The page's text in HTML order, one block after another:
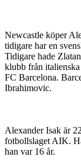
Newcastle köper
tidigare har en
Tidigare hade
klubb från
FC Barcelona.
Ibrahimovic.
Alexander Isak är
fotbollslaget AIK.
han var 16 år.